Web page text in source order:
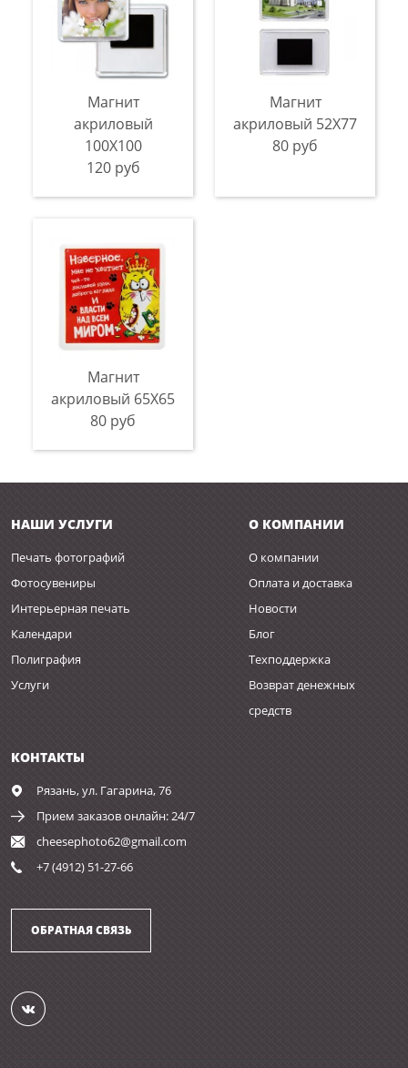
Магнит
акриловый
100Х100
120 руб
Магнит
акриловый 52Х77
80 руб
Магнит
акриловый 65Х65
80 руб
НАШИ УСЛУГИ
Печать фотографий
Фотосувениры
Интерьерная печать
Календари
Полиграфия
Услуги
О КОМПАНИИ
О компании
Оплата и доставка
Новости
Блог
Техподдержка
Возврат денежных
средств
КОНТАКТЫ
Рязань,ул. Гагарина, 76
Прием заказов онлайн: 24/7
cheesephoto62@gmail.com
+7 (4912) 51-27-66
ОБРАТНАЯ СВЯЗЬ